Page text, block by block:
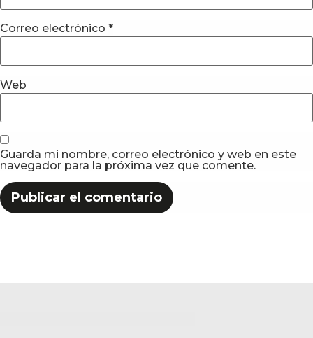
Correo electrónico *
Web
Guarda mi nombre, correo electrónico y web en este
navegador para la próxima vez que comente.